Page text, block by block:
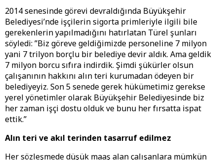
2014 senesinde görevi devraldığında Büyükşehir
Belediyesi’nde işçilerin sigorta primleriyle ilgili bile
gerekenlerin yapılmadığını hatırlatan Türel şunları
söyledi: ”Biz göreve geldiğimizde personeline 7 milyon
yani 7 trilyon borçlu bir belediye devir aldık. Ama geldik
7 milyon borcu sıfıra indirdik. Şimdi şükürler olsun
çalışanının hakkını alın teri kurumadan ödeyen bir
belediyeyiz. Son 5 senede gerek hükümetimiz gerekse
yerel yönetimler olarak Büyükşehir Belediyesinde biz
her zaman işçi dostu olduk ve bunu her fırsatta ispat
ettik.”
Alın teri ve akıl terinden tasarruf edilmez
Her sözleşmede düşük maaş alan çalışanlara mümkün